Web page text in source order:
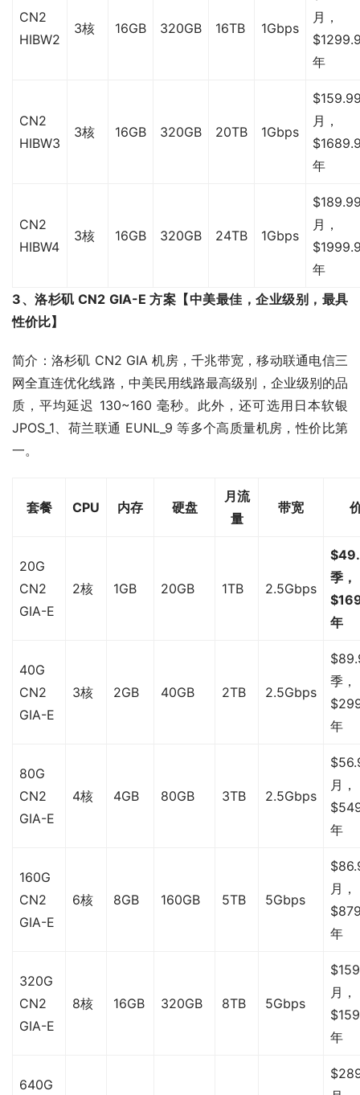
CN2
HIBW2
3核 16GB 320GB 16TB 1Gbps
月，
年
CN2
HIBW3
3核 16GB 320GB 20TB 1Gbps
月，
年
CN2
HIBW4
3核 16GB 320GB 24TB 1Gbps
月，
年
3、洛杉矶 CN2 GIA-E 方案【中美最佳，企业级别，最具
性价比】
简介：洛杉矶 CN2 GIA 机房，千兆带宽，移动联通电信三
网全直连优化线路，中美民用线路最高级别，企业级别的品
质，平均延迟 130~160 毫秒。此外，还可选用日本软银
JPOS_1、荷兰联通 EUNL_9 等多个高质量机房，性价比第
一。
套餐 CPU 内存 硬盘
月流
量
带宽
20G
CN2
GIA-E
2核 1GB 20GB 1TB 2.5Gbps
季，
年
40G
CN2
GIA-E
3核 2GB 40GB 2TB 2.5Gbps
季，
年
80G
CN2
GIA-E
4核 4GB 80GB 3TB 2.5Gbps
月，
年
160G
CN2
GIA-E
6核 8GB 160GB 5TB 5Gbps
月，
年
320G
CN2
GIA-E
8核 16GB 320GB 8TB 5Gbps
月，
年
640G